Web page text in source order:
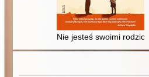
Nie jesteś swoimi